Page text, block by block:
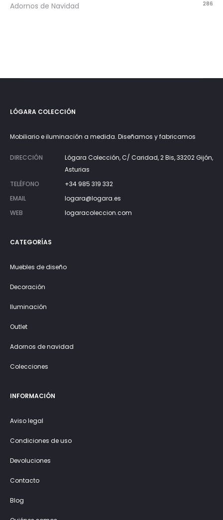
Adornos de Navidad 286
LÓGARA COLECCIÓN
Mobiliario e iluminación a medida. Diseñamos y fabricamos
DIRECCIÓN
Lógara Colección, C/ Caridad, 2 Bis, 33202 Gijón,
Asturias
TELÉFONO
+34 985 319 332
EMAIL
logara@logara.es
WEB
logaracoleccion.com
CATEGORÍAS
Muebles de diseño
Decoración
Iluminación
Outlet
Adornos de navidad
Colecciones
INFORMACIÓN
Aviso legal
Condiciones de uso
Devoluciones
Contacto
Blog